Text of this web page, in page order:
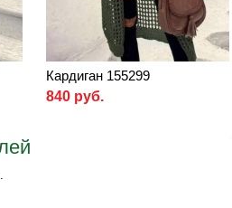
Кардиган 155299
840 руб.